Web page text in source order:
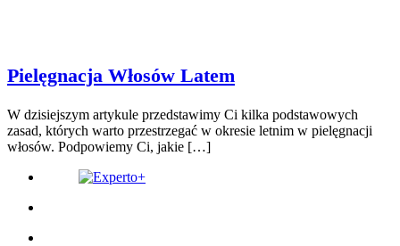
Pielęgnacja Włosów Latem
W dzisiejszym artykule przedstawimy Ci kilka podstawowych
zasad, których warto przestrzegać w okresie letnim w pielęgnacji
włosów. Podpowiemy Ci, jakie […]